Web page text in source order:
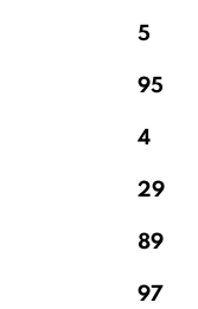
5
95
4
29
89
97